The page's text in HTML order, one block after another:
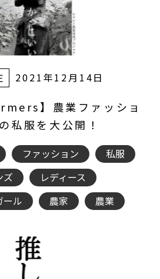
2021年12月14日
】農業ファッショ
服を大公開！
ファッション
私服
ズ
レディース
ール 農家 農業